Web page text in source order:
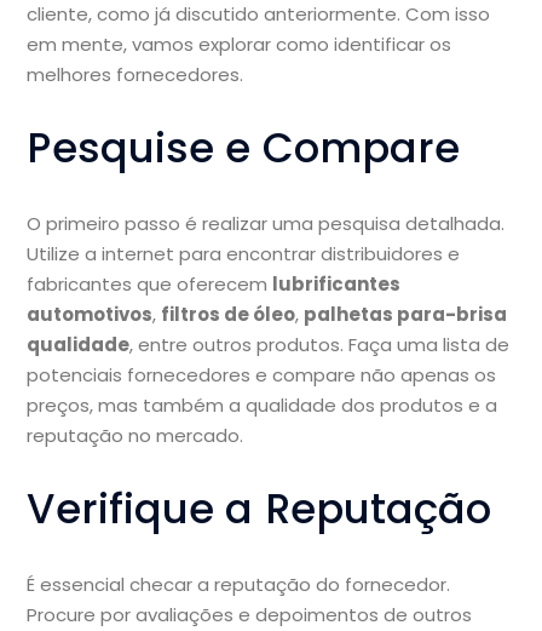
cliente, como já discutido anteriormente. Com isso
em mente, vamos explorar como identificar os
melhores fornecedores.
Pesquise e Compare
O primeiro passo é realizar uma pesquisa detalhada.
Utilize a internet para encontrar distribuidores e
fabricantes que oferecem lubrificantes
automotivos, filtros de óleo, palhetas para-brisa
qualidade, entre outros produtos. Faça uma lista de
potenciais fornecedores e compare não apenas os
preços, mas também a qualidade dos produtos e a
reputação no mercado.
Verifique a Reputação
É essencial checar a reputação do fornecedor.
Procure por avaliações e depoimentos de outros